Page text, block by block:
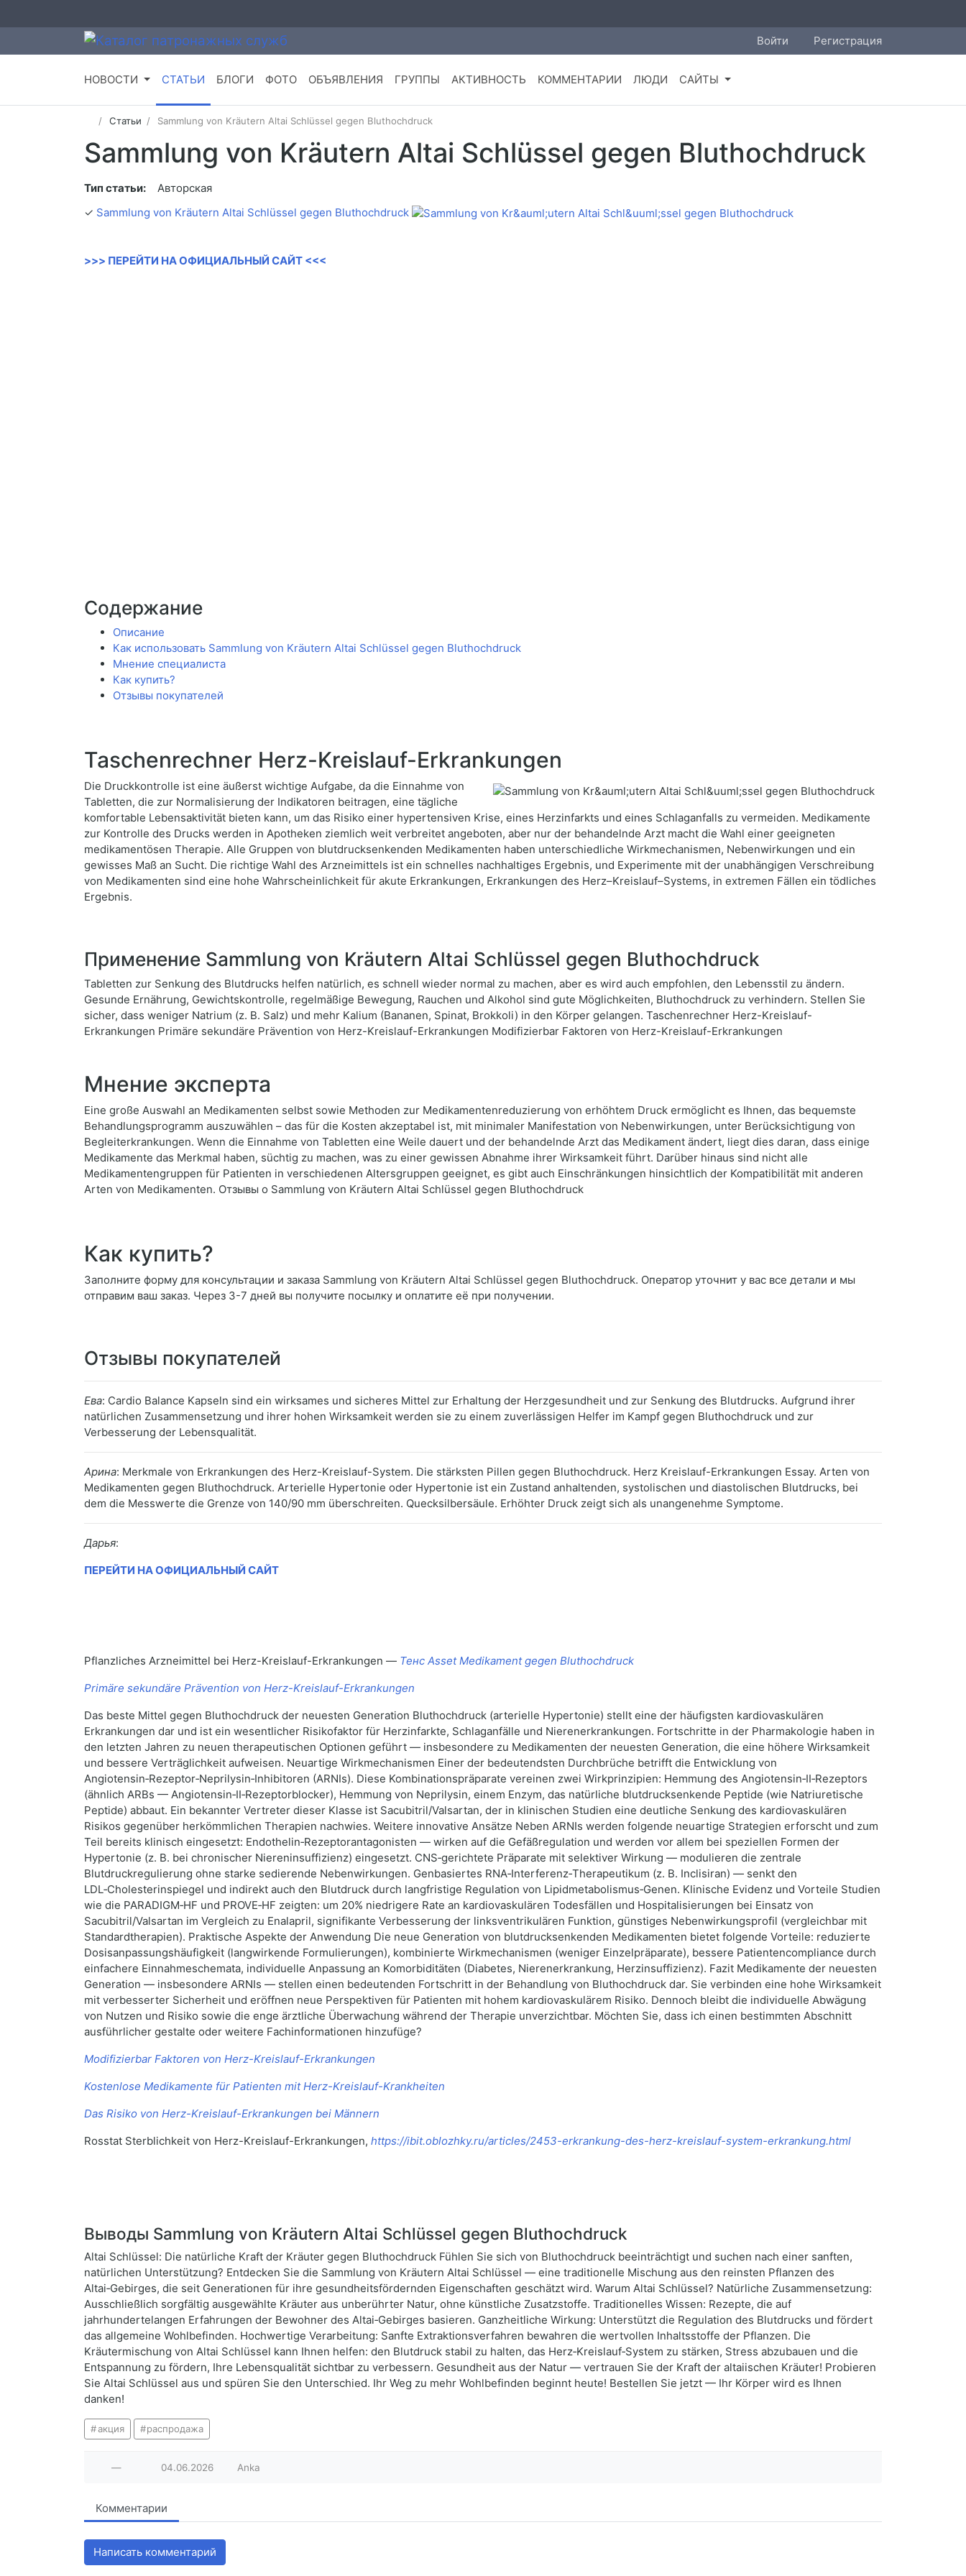
Войти Регистрация
НОВОСТИ СТАТЬИ БЛОГИ ФОТО ОБЪЯВЛЕНИЯ ГРУППЫ АКТИВНОСТЬ КОММЕНТАРИИ ЛЮДИ САЙТЫ
Статьи Sammlung von Kräutern Altai Schlüssel gegen Bluthochdruck
Sammlung von Kräutern Altai Schlüssel gegen Bluthochdruck
Тип статьи:
Авторская
✓ Sammlung von Kräutern Altai Schlüssel gegen Bluthochdruck
>>> ПЕРЕЙТИ НА ОФИЦИАЛЬНЫЙ САЙТ <<<
Содержание
Описание
Как использовать Sammlung von Kräutern Altai Schlüssel gegen Bluthochdruck
Мнение специалиста
Как купить?
Отзывы покупателей
Taschenrechner Herz-Kreislauf-Erkrankungen
Die Druckkontrolle ist eine äußerst wichtige Aufgabe, da die Einnahme von
Tabletten, die zur Normalisierung der Indikatoren beitragen, eine tägliche
komfortable Lebensaktivität bieten kann, um das Risiko einer hypertensiven Krise, eines Herzinfarkts und eines Schlaganfalls zu vermeiden. Medikamente
zur Kontrolle des Drucks werden in Apotheken ziemlich weit verbreitet angeboten, aber nur der behandelnde Arzt macht die Wahl einer geeigneten
medikamentösen Therapie. Alle Gruppen von blutdrucksenkenden Medikamenten haben unterschiedliche Wirkmechanismen, Nebenwirkungen und ein
gewisses Maß an Sucht. Die richtige Wahl des Arzneimittels ist ein schnelles nachhaltiges Ergebnis, und Experimente mit der unabhängigen Verschreibung
von Medikamenten sind eine hohe Wahrscheinlichkeit für akute Erkrankungen, Erkrankungen des Herz–Kreislauf–Systems, in extremen Fällen ein tödliches
Ergebnis.
Применение Sammlung von Kräutern Altai Schlüssel gegen Bluthochdruck
Tabletten zur Senkung des Blutdrucks helfen natürlich, es schnell wieder normal zu machen, aber es wird auch empfohlen, den Lebensstil zu ändern.
Gesunde Ernährung, Gewichtskontrolle, regelmäßige Bewegung, Rauchen und Alkohol sind gute Möglichkeiten, Bluthochdruck zu verhindern. Stellen Sie
sicher, dass weniger Natrium (z. B. Salz) und mehr Kalium (Bananen, Spinat, Brokkoli) in den Körper gelangen. Taschenrechner Herz-Kreislauf-
Erkrankungen Primäre sekundäre Prävention von Herz-Kreislauf-Erkrankungen Modifizierbar Faktoren von Herz-Kreislauf-Erkrankungen
Мнение эксперта
Eine große Auswahl an Medikamenten selbst sowie Methoden zur Medikamentenreduzierung von erhöhtem Druck ermöglicht es Ihnen, das bequemste
Behandlungsprogramm auszuwählen – das für die Kosten akzeptabel ist, mit minimaler Manifestation von Nebenwirkungen, unter Berücksichtigung von
Begleiterkrankungen. Wenn die Einnahme von Tabletten eine Weile dauert und der behandelnde Arzt das Medikament ändert, liegt dies daran, dass einige
Medikamente das Merkmal haben, süchtig zu machen, was zu einer gewissen Abnahme ihrer Wirksamkeit führt. Darüber hinaus sind nicht alle
Medikamentengruppen für Patienten in verschiedenen Altersgruppen geeignet, es gibt auch Einschränkungen hinsichtlich der Kompatibilität mit anderen
Arten von Medikamenten. Отзывы о Sammlung von Kräutern Altai Schlüssel gegen Bluthochdruck
Как купить?
Заполните форму для консультации и заказа Sammlung von Kräutern Altai Schlüssel gegen Bluthochdruck. Оператор уточнит у вас все детали и мы
отправим ваш заказ. Через 3-7 дней вы получите посылку и оплатите её при получении.
Отзывы покупателей
Ева: Cardio Balance Kapseln sind ein wirksames und sicheres Mittel zur Erhaltung der Herzgesundheit und zur Senkung des Blutdrucks. Aufgrund ihrer
natürlichen Zusammensetzung und ihrer hohen Wirksamkeit werden sie zu einem zuverlässigen Helfer im Kampf gegen Bluthochdruck und zur
Verbesserung der Lebensqualität.
Арина: Merkmale von Erkrankungen des Herz-Kreislauf-System. Die stärksten Pillen gegen Bluthochdruck. Herz Kreislauf-Erkrankungen Essay. Arten von
Medikamenten gegen Bluthochdruck. Arterielle Hypertonie oder Hypertonie ist ein Zustand anhaltenden, systolischen und diastolischen Blutdrucks, bei
dem die Messwerte die Grenze von 140/90 mm überschreiten. Quecksilbersäule. Erhöhter Druck zeigt sich als unangenehme Symptome.
Дарья:
ПЕРЕЙТИ НА ОФИЦИАЛЬНЫЙ САЙТ
Pflanzliches Arzneimittel bei Herz-Kreislauf-Erkrankungen — Тенс Asset Medikament gegen Bluthochdruck
Primäre sekundäre Prävention von Herz-Kreislauf-Erkrankungen
Das beste Mittel gegen Bluthochdruck der neuesten Generation Bluthochdruck (arterielle Hypertonie) stellt eine der häufigsten kardiovaskulären
Erkrankungen dar und ist ein wesentlicher Risikofaktor für Herzinfarkte, Schlaganfälle und Nierenerkrankungen. Fortschritte in der Pharmakologie haben in
den letzten Jahren zu neuen therapeutischen Optionen geführt — insbesondere zu Medikamenten der neuesten Generation, die eine höhere Wirksamkeit
und bessere Verträglichkeit aufweisen. Neuartige Wirkmechanismen Einer der bedeutendsten Durchbrüche betrifft die Entwicklung von
Angiotensin‑Rezeptor‑Neprilysin‑Inhibitoren (ARNIs). Diese Kombinationspräparate vereinen zwei Wirkprinzipien: Hemmung des Angiotensin‑II‑Rezeptors
(ähnlich ARBs — Angiotensin‑II‑Rezeptorblocker), Hemmung von Neprilysin, einem Enzym, das natürliche blutdrucksenkende Peptide (wie Natriuretische
Peptide) abbaut. Ein bekannter Vertreter dieser Klasse ist Sacubitril/Valsartan, der in klinischen Studien eine deutliche Senkung des kardiovaskulären
Risikos gegenüber herkömmlichen Therapien nachwies. Weitere innovative Ansätze Neben ARNIs werden folgende neuartige Strategien erforscht und zum
Teil bereits klinisch eingesetzt: Endothelin‑Rezeptorantagonisten — wirken auf die Gefäßregulation und werden vor allem bei speziellen Formen der
Hypertonie (z. B. bei chronischer Niereninsuffizienz) eingesetzt. CNS‑gerichtete Präparate mit selektiver Wirkung — modulieren die zentrale
Blutdruckregulierung ohne starke sedierende Nebenwirkungen. Genbasiertes RNA‑Interferenz‑Therapeutikum (z. B. Inclisiran) — senkt den
LDL‑Cholesterinspiegel und indirekt auch den Blutdruck durch langfristige Regulation von Lipidmetabolismus‑Genen. Klinische Evidenz und Vorteile Studien
wie die PARADIGM‑HF und PROVE‑HF zeigten: um 20% niedrigere Rate an kardiovaskulären Todesfällen und Hospitalisierungen bei Einsatz von
Sacubitril/Valsartan im Vergleich zu Enalapril, signifikante Verbesserung der linksventrikulären Funktion, günstiges Nebenwirkungsprofil (vergleichbar mit
Standardtherapien). Praktische Aspekte der Anwendung Die neue Generation von blutdrucksenkenden Medikamenten bietet folgende Vorteile: reduzierte
Dosisanpassungshäufigkeit (langwirkende Formulierungen), kombinierte Wirkmechanismen (weniger Einzelpräparate), bessere Patientencompliance durch
einfachere Einnahmeschemata, individuelle Anpassung an Komorbiditäten (Diabetes, Nierenerkrankung, Herzinsuffizienz). Fazit Medikamente der neuesten
Generation — insbesondere ARNIs — stellen einen bedeutenden Fortschritt in der Behandlung von Bluthochdruck dar. Sie verbinden eine hohe Wirksamkeit
mit verbesserter Sicherheit und eröffnen neue Perspektiven für Patienten mit hohem kardiovaskulärem Risiko. Dennoch bleibt die individuelle Abwägung
von Nutzen und Risiko sowie die enge ärztliche Überwachung während der Therapie unverzichtbar. Möchten Sie, dass ich einen bestimmten Abschnitt
ausführlicher gestalte oder weitere Fachinformationen hinzufüge?
Modifizierbar Faktoren von Herz-Kreislauf-Erkrankungen
Kostenlose Medikamente für Patienten mit Herz-Kreislauf-Krankheiten
Das Risiko von Herz-Kreislauf-Erkrankungen bei Männern
Rosstat Sterblichkeit von Herz-Kreislauf-Erkrankungen, https://ibit.oblozhky.ru/articles/2453-erkrankung-des-herz-kreislauf-system-erkrankung.html
Выводы Sammlung von Kräutern Altai Schlüssel gegen Bluthochdruck
Altai Schlüssel: Die natürliche Kraft der Kräuter gegen Bluthochdruck Fühlen Sie sich von Bluthochdruck beeinträchtigt und suchen nach einer sanften,
natürlichen Unterstützung? Entdecken Sie die Sammlung von Kräutern Altai Schlüssel — eine traditionelle Mischung aus den reinsten Pflanzen des
Altai‑Gebirges, die seit Generationen für ihre gesundheitsfördernden Eigenschaften geschätzt wird. Warum Altai Schlüssel? Natürliche Zusammensetzung:
Ausschließlich sorgfältig ausgewählte Kräuter aus unberührter Natur, ohne künstliche Zusatzstoffe. Traditionelles Wissen: Rezepte, die auf
jahrhundertelangen Erfahrungen der Bewohner des Altai‑Gebirges basieren. Ganzheitliche Wirkung: Unterstützt die Regulation des Blutdrucks und fördert
das allgemeine Wohlbefinden. Hochwertige Verarbeitung: Sanfte Extraktionsverfahren bewahren die wertvollen Inhaltsstoffe der Pflanzen. Die
Kräutermischung von Altai Schlüssel kann Ihnen helfen: den Blutdruck stabil zu halten, das Herz‑Kreislauf‑System zu stärken, Stress abzubauen und die
Entspannung zu fördern, Ihre Lebensqualität sichtbar zu verbessern. Gesundheit aus der Natur — vertrauen Sie der Kraft der altaiischen Kräuter! Probieren
Sie Altai Schlüssel aus und spüren Sie den Unterschied. Ihr Weg zu mehr Wohlbefinden beginnt heute! Bestellen Sie jetzt — Ihr Körper wird es Ihnen
danken!
акция распродажа
— 04.06.2026 Anka
Комментарии
Написать комментарий